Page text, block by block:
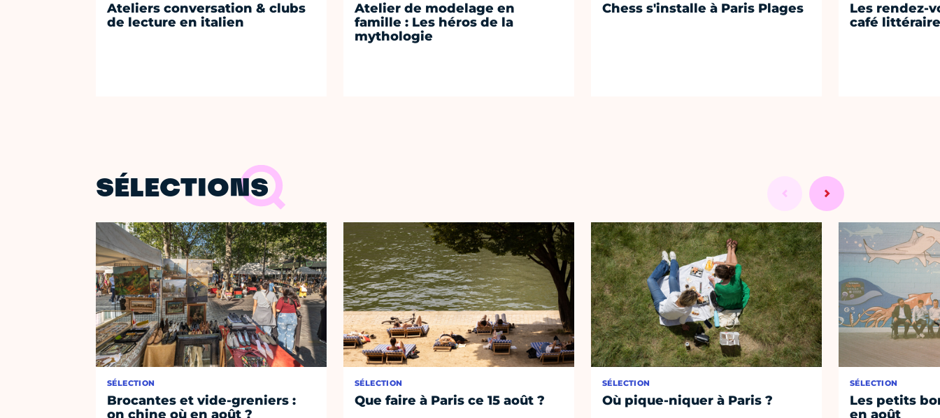
Ateliers conversation & clubs
de lecture en italien
Atelier de modelage en
famille : Les héros de la
mythologie
Chess s'installe à Paris Plages
Les rendez-
café
SÉLECTIONS
SÉLECTION
Brocantes et vide-greniers :
on chine où en août ?
SÉLECTION
Que faire à Paris ce 15 août ?
SÉLECTION
Où pique-niquer à Paris ?
SÉLECTION
Les petits
en août